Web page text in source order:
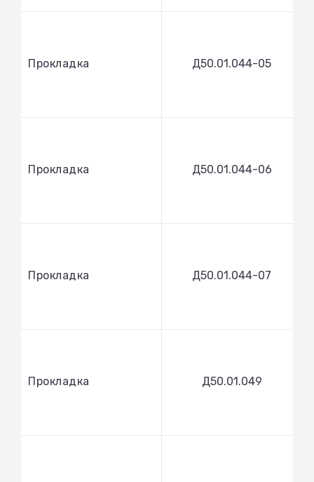
Прокладка Д50.01.044-05
Прокладка Д50.01.044-06
Прокладка Д50.01.044-07
Прокладка Д50.01.049